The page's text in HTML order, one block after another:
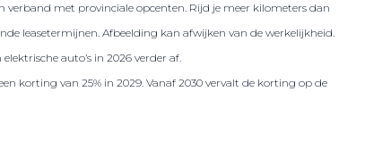
verband met provinciale opcenten. Rijd je meer kilometers dan
leasetermijnen. Afbeelding kan afwijken van de werkelijkheid.
auto’s in 2026 verder af.
korting van 25% in 2029. Vanaf 2030 vervalt de korting op de